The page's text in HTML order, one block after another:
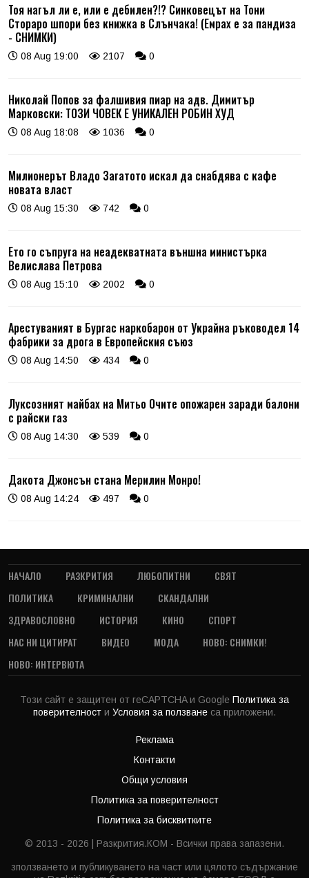
Тоя нагъл ли е, или е дебилен?!? Синковецът на Тони
Стораро шпори без книжка в Слънчака! (Емрах е за пандиза
- СНИМКИ)
08 Aug 19:00 2107 0
Николай Попов за фалшивия пиар на адв. Димитър
Марковски: ТОЗИ ЧОВЕК Е УНИКАЛЕН РОБИН ХУД
08 Aug 18:08 1036 0
Милионерът Владо Загатото искал да снабдява с кафе
новата власт
08 Aug 15:30 742 0
Ето го съпруга на неадекватната външна министърка
Велислава Петрова
08 Aug 15:10 2002 0
Арестуваният в Бургас наркобарон от Украйна ръководел 14
фабрики за дрога в Европейския съюз
08 Aug 14:50 434 0
Луксозният майбах на Митьо Очите опожарен заради балони
с райски газ
08 Aug 14:30 539 0
Дакота Джонсън стана Мерилин Монро!
08 Aug 14:24 497 0
НАЧАЛО РАЗКРИТИЯ ЛЮБОПИТНИ
СВЯТ
ПОЛИТИКА
КРИМИНАЛНИ
СКАНДАЛНИ
ЗДРАВОСЛОВНО
ИСТОРИЯ КИНО
СПОРТ
НАС НИ ЦИТИРАТ
ВИДЕО МОДА
НОВО: СНИМКИ!
НОВО: ИНТЕРВЮТА
Този сайт е защитен от reCAPTCHA и Google Политика за
поверителност и Условия за ползване са приложени.
Реклама
Контакти
Общи условия
Политика за поверителност
Политика за бисквитките
© 2013 - 2026 | Разкрития.КОМ - Всички права запазени.
зползването и публикуването на част или цялото съдържание